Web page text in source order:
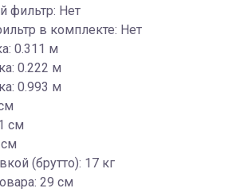
фильтр: Нет
в комплекте: Нет
0.311 м
0.222 м
0.993 м
см
(брутто): 17 кг
29 см